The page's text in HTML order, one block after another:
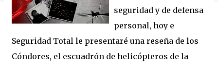
seguridad y de defensa
personal, hoy e
Seguridad Total le presentaré una reseña de los
Cóndores, el escuadrón de helicópteros de la